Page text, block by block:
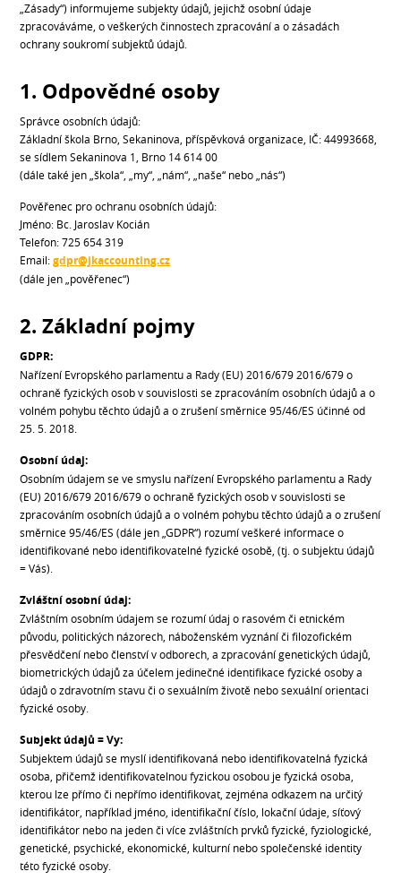
„Zásady“) informujeme subjekty údajů, jejichž osobní údaje
zpracováváme, o veškerých činnostech zpracování a o zásadách
ochrany soukromí subjektů údajů.
1. Odpovědné osoby
Správce osobních údajů:
Základní škola Brno, Sekaninova, příspěvková organizace, IČ: 44993668,
se sídlem Sekaninova 1, Brno 14 614 00
(dále také jen „škola“, „my“, „nám“, „naše“ nebo „nás“)
Pověřenec pro ochranu osobních údajů:
Jméno: Bc. Jaroslav Kocián
Telefon: 725 654 319
Email:gdpr@jkaccounting.cz
(dále jen „pověřenec“)
2. Základní pojmy
GDPR:
Nařízení Evropského parlamentu a Rady (EU) 2016/679 2016/679 o
ochraně fyzických osob v souvislosti se zpracováním osobních údajů a o
volném pohybu těchto údajů a o zrušení směrnice 95/46/ES účinné od
25. 5. 2018.
Osobní údaj:
Osobním údajem se ve smyslu nařízení Evropského parlamentu a Rady
(EU) 2016/679 2016/679 o ochraně fyzických osob v souvislosti se
zpracováním osobních údajů a o volném pohybu těchto údajů a o zrušení
směrnice 95/46/ES (dále jen „GDPR“) rozumí veškeré informace o
identifikované nebo identifikovatelné fyzické osobě, (tj. o subjektu údajů
= Vás).
Zvláštní osobní údaj:
Zvláštním osobním údajem se rozumí údaj o rasovém či etnickém
původu, politických názorech, náboženském vyznání či filozofickém
přesvědčení nebo členství v odborech, a zpracování genetických údajů,
biometrických údajů za účelem jedinečné identifikace fyzické osoby a
údajů o zdravotním stavu či o sexuálním životě nebo sexuální orientaci
fyzické osoby.
Subjekt údajů = Vy:
Subjektem údajů se myslí identifikovaná nebo identifikovatelná fyzická
osoba, přičemž identifikovatelnou fyzickou osobou je fyzická osoba,
kterou lze přímo či nepřímo identifikovat, zejména odkazem na určitý
identifikátor, například jméno, identifikační číslo, lokační údaje, síťový
identifikátor nebo na jeden či více zvláštních prvků fyzické, fyziologické,
genetické, psychické, ekonomické, kulturní nebo společenské identity
této fyzické osoby.